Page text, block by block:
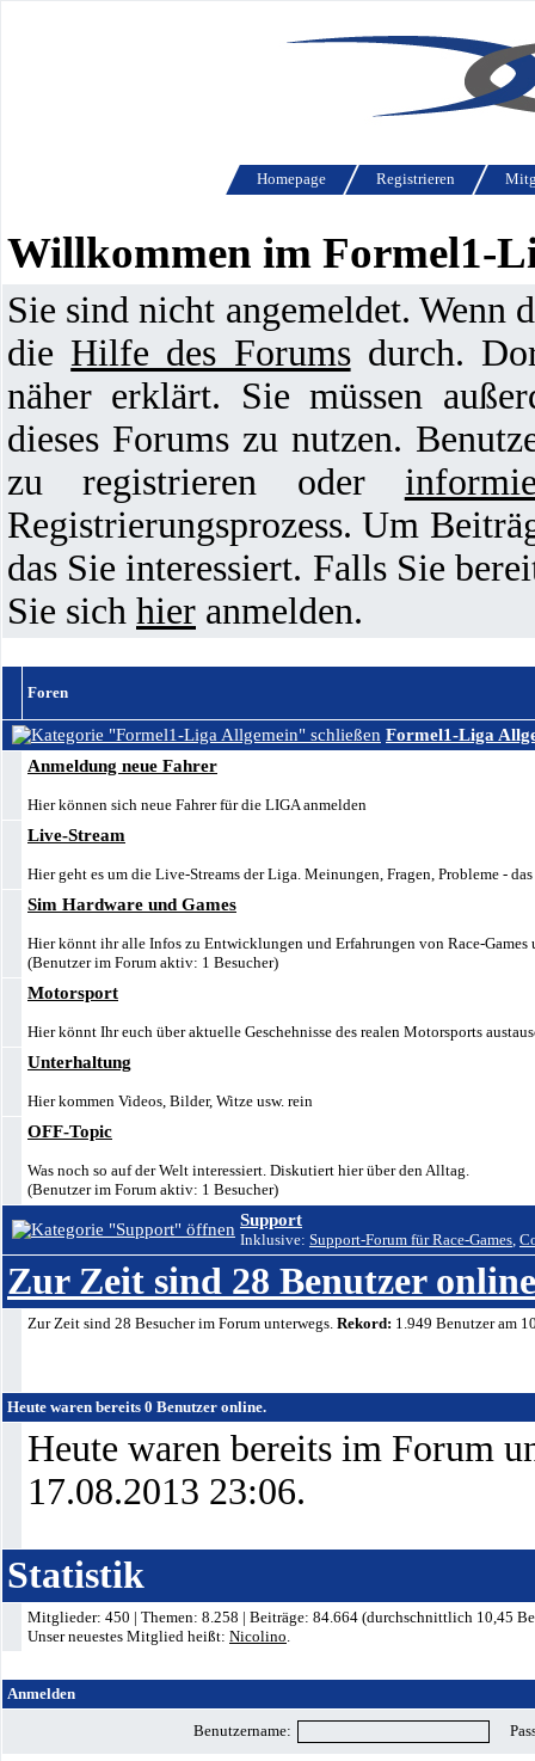
Homepage Registrieren
Willkommen im Formel1-
Sie sind nicht angemeldet. Wenn
die Hilfe des Forumsdurch.
näher erklärt. Sie müssen
dieses Forums zu nutzen.
zu registrieren oder
Registrierungsprozess. Um
das Sie interessiert. Falls Sie
Sie sich hier anmelden.
Foren
Formel1-Liga
Anmeldung neue Fahrer
Hier können sich neue Fahrer für die LIGA anmelden
Live-Stream
Hier geht es um die Live-Streams der Liga. Meinungen, Fragen, Probleme -
Sim Hardware und Games
Hier könnt ihr alle Infos zu Entwicklungen und Erfahrungen von Race-Games
(Benutzer im Forum aktiv: 1 Besucher)
Motorsport
Hier könnt Ihr euch über aktuelle Geschehnisse des realen Motorsports
Unterhaltung
Hier kommen Videos, Bilder, Witze usw. rein
OFF-Topic
Was noch so auf der Welt interessiert. Diskutiert hier über den Alltag.
(Benutzer im Forum aktiv: 1 Besucher)
Support
Inklusive: Support-Forum für Race-Games,
Zur Zeit sind 28 Benutzer
Zur Zeit sind 28 Besucher im Forum unterwegs. Rekord: 1.949 Benutzer am
Heute waren bereits 0 Benutzer online.
Heute waren bereits im Forum
17.08.2013 23:06.
Statistik
Mitglieder: 450 | Themen: 8.258 | Beiträge: 84.664 (durchschnittlich 10,45
Unser neuestes Mitglied heißt: Nicolino.
Anmelden
Benutzername: